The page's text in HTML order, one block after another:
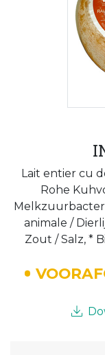
Lait entier cu
Rohe
animale /
Zout / Salz, *